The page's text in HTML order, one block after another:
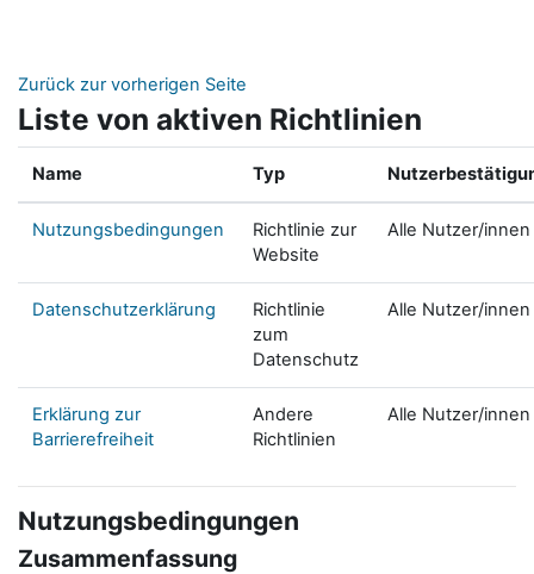
Zurück zur vorherigen Seite
Liste von aktiven Richtlinien
Name Typ
Nutzungsbedingungen
Richtlinie zur
Website
Alle Nutzer/innen
Datenschutzerklärung
Richtlinie
zum
Datenschutz
Alle Nutzer/innen
Erklärung zur
Barrierefreiheit
Andere
Richtlinien
Alle Nutzer/innen
Nutzungsbedingungen
Zusammenfassung